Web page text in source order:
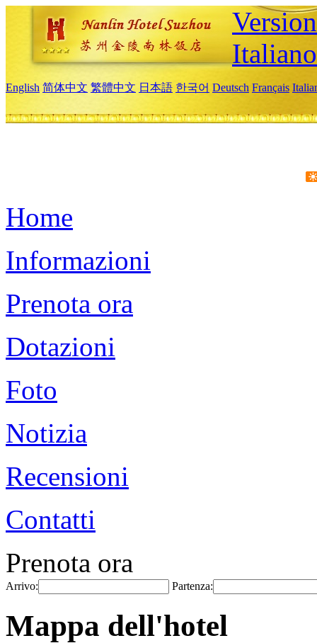
Italiano
English 简体中文 繁體中文 日本語 한국어 Deutsch Français
Home
Informazioni
Prenota ora
Dotazioni
Foto
Notizia
Recensioni
Contatti
Prenota ora
Arrivo: Partenza:
Mappa dell'hotel